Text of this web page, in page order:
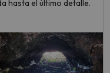
hasta el último detalle.